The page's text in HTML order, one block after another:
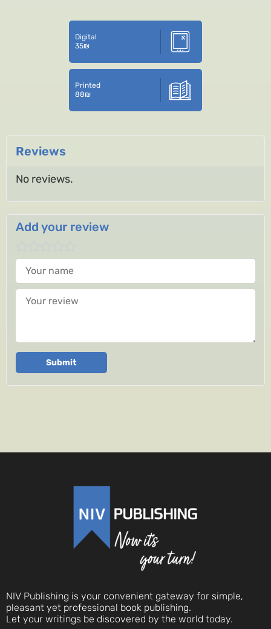
Digital
35₪
Printed
88₪
Reviews
No reviews.
Add your review
Your name
Your review
Submit
NIV Publishing is your convenient gateway for simple,
pleasant yet professional book publishing.
Let your writings be discovered by the world today.